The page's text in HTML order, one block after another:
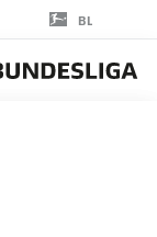
BL